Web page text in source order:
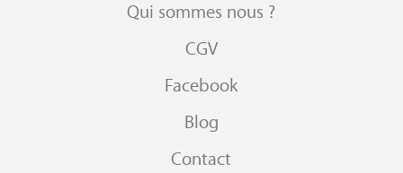
Qui sommes nous ?
CGV
Facebook
Blog
Contact